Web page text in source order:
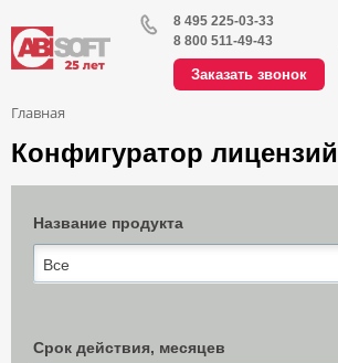
8 495 225-03-33
8 800 511-49-43
Заказать звонок
Главная
Конфигуратор лицензий
Название продукта
Все
Срок действия, месяцев